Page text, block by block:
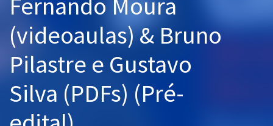
Conteúdo gratuito
Blog
Aprovados
Atendimento
Fernando Moura
(videoaulas) & Bruno
Pilastre e Gustavo
Silva (PDFs) (Pré-